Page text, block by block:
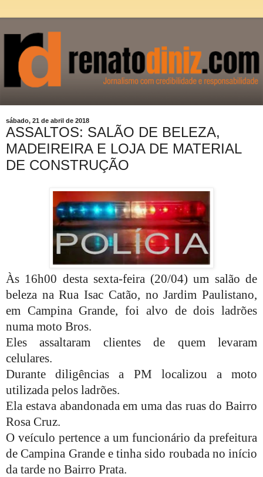
sábado, 21 de abril de 2018
ASSALTOS: SALÃO DE BELEZA,
MADEIREIRA E LOJA DE MATERIAL
DE CONSTRUÇÃO
Às 16h00 desta sexta-feira (20/04) um salão de
beleza na Rua Isac Catão, no Jardim Paulistano,
em Campina Grande, foi alvo de dois ladrões
numa moto Bros.
Eles assaltaram clientes de quem levaram
celulares.
Durante diligências a PM localizou a moto
utilizada pelos ladrões.
Ela estava abandonada em uma das ruas do Bairro
Rosa Cruz.
O veículo pertence a um funcionário da prefeitura
de Campina Grande e tinha sido roubada no início
da tarde no Bairro Prata.